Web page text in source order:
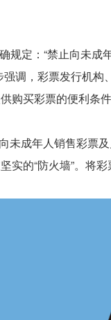
定：“禁止向未成
调，彩票发行机
购买彩票的便利条件
成年人销售彩票
的“防火墙”。将彩